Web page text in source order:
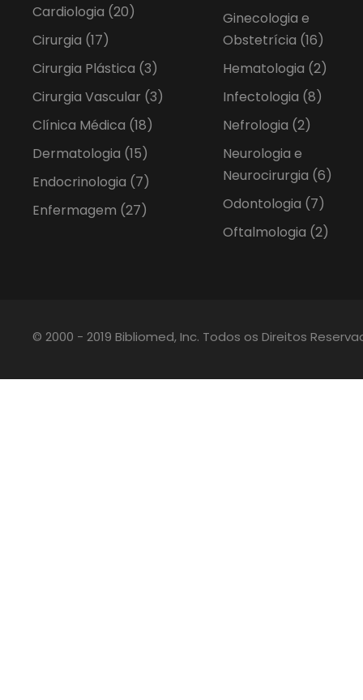
Cardiologia (20)
Cirurgia (17)
Cirurgia Plástica (3)
Cirurgia Vascular (3)
Clínica Médica (18)
Dermatologia (15)
Endocrinologia (7)
Enfermagem (27)
Ginecologia e
Obstetrícia (16)
Hematologia (2)
Infectologia (8)
Nefrologia (2)
Neurologia e
Neurocirurgia (6)
Odontologia (7)
Oftalmologia (2)
© 2000 - 2019 Bibliomed, Inc. Todos os Direitos